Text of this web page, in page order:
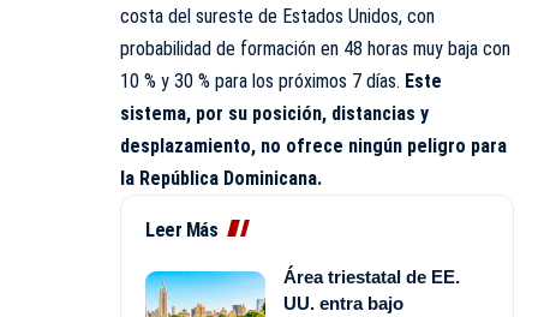
costa del sureste de Estados Unidos, con
probabilidad de formación en 48 horas muy baja con
10 % y 30 % para los próximos 7 días. Este
sistema, por su posición, distancias y
desplazamiento, no ofrece ningún peligro para
la República Dominicana.
Leer Más
Área triestatal de EE.
UU. entra bajo